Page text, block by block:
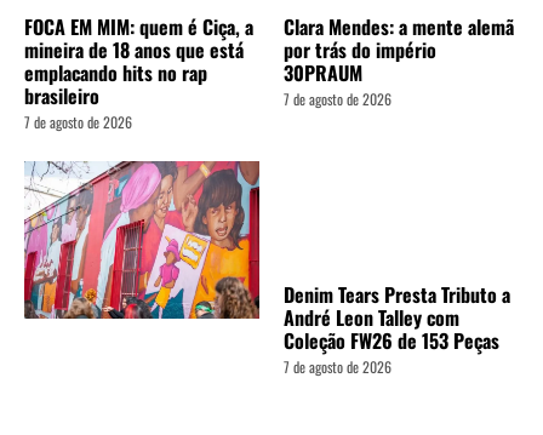
FOCA EM MIM: quem é Ciça, a
mineira de 18 anos que está
emplacando hits no rap
brasileiro
7 de agosto de 2026
Clara Mendes: a mente alemã
por trás do império
30PRAUM
7 de agosto de 2026
Denim Tears Presta Tributo a
André Leon Talley com
Coleção FW26 de 153 Peças
7 de agosto de 2026